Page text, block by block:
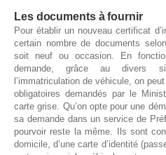
Les documents à fournir
Pour établir un nouveau certificat
certain nombre de documents
soit neuf ou occasion. En
demande, grâce au divers
l’immatriculation de véhicule, on
obligatoires demandés par le
carte grise. Qu’on opte pour une
sa demande dans un service de
pourvoir reste la même. Ils sont
domicile, d’une carte d’identité